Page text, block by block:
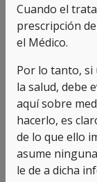
Cuando el
prescripción
el Médico.
Por lo tanto, si
la salud, debe
aquí sobre
hacerlo, es
de lo que ello
asume
le de a dicha